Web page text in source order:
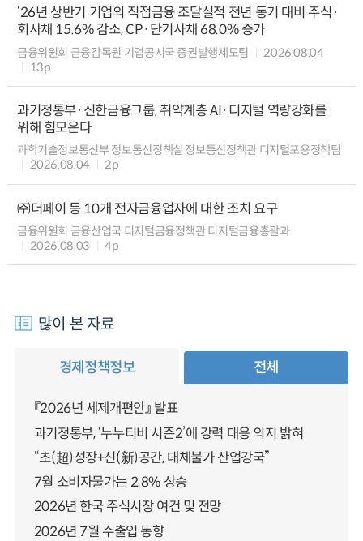
‘26년 상반기 기업의 직접금융 조달실적 전년 동기 대비 주식·
회사채 15.6% 감소, CP·단기사채 68.0% 증가
금융위원회 금융감독원 기업공시국 증권발행제도팀
2026.08.04
13p
과기정통부·신한금융그룹, 취약계층 AI·디지털 역량강화를
위해 힘모은다
과학기술정보통신부 정보통신정책실 정보통신정책관 디지털포용정책팀
2026.08.04
2p
㈜더페이 등 10개 전자금융업자에 대한 조치 요구
금융위원회 금융산업국 디지털금융정책관 디지털금융총괄과
2026.08.03
4p
많이 본 자료
경제정책정보 전체
『2026년 세제개편안』 발표
과기정통부, ‘누누티비 시즌2’에 강력 대응 의지 밝혀
“초(超)성장+신(新)공간, 대체불가 산업강국”
7월 소비자물가는 2.8% 상승
2026년 한국 주식시장 여건 및 전망
2026년 7월 수출입 동향